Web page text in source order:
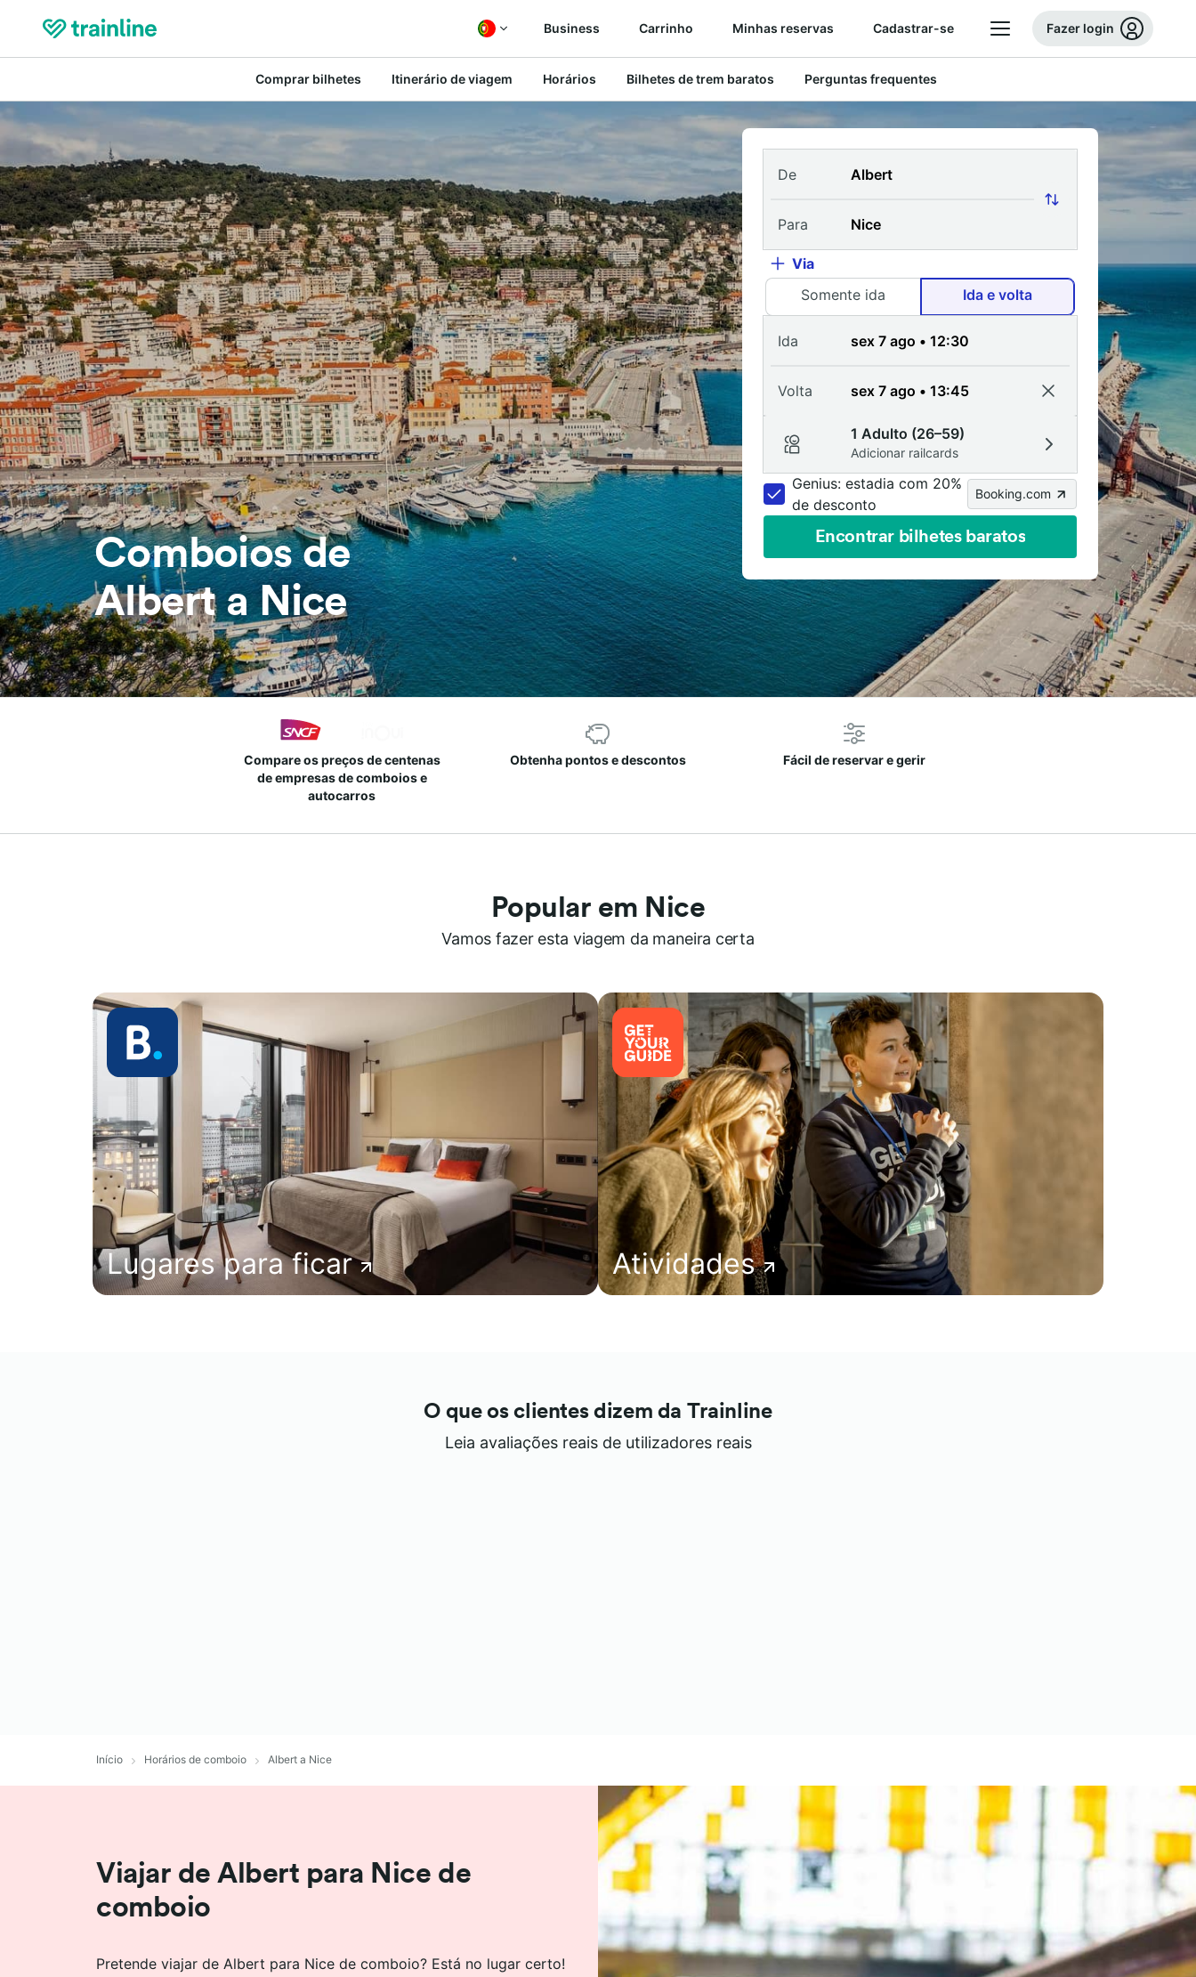
Business Carrinho Minhas reservas Cadastrar-se Fazer login
Comprar bilhetes Itinerário de viagem Horários Bilhetes de trem baratos Perguntas frequentes
Comboios de
Albert a Nice
De
Para
Via
Somente ida
Ida e volta
Ida
Volta
1 Adulto (26–59)
Adicionar railcards
Genius: estadia com 20%
de desconto
Booking.com
Encontrar bilhetes baratos
Compare os preços de centenas
de empresas de comboios e
autocarros
Obtenha pontos e descontos Fácil de reservar e gerir
Popular em Nice
Vamos fazer esta viagem da maneira certa
Lugares para ficar Atividades
O que os clientes dizem da Trainline
Leia avaliações reais de utilizadores reais
Início Horários de comboio Albert a Nice
Viajar de Albert para Nice de
comboio
Pretende viajar de Albert para Nice de comboio? Está no lugar certo!